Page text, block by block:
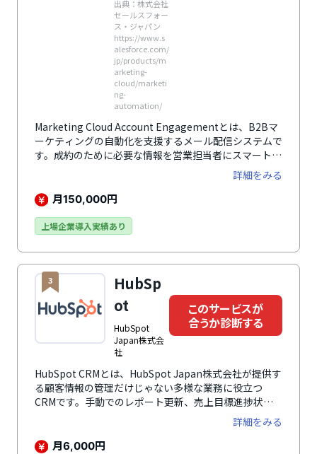
出典：株式会社
セールスフォー
ス・ジャパン
https://www.s
alesforce.com/
jp/products/m
arketing-
cloud/marketi
ng-
automation/
Marketing Cloud Account Engagementとは、B2Bマ
ーケティングの自動化を支援するメール配信システムで
す。成約のために必要な情報を営業担当者にスマートに
伝達。マーケティングや営業の単純作業を自動化するこ
詳細をみる
月150,000円
上場企業導入実績あり
3
HubSp
ot
HubSpot
Japan株式会
社
このサービスが
合うか診断する
HubSpot CRMとは、HubSpot Japan株式会社が提供す
る顧客情報の管理だけじゃない多様な業務に役立つ
CRMです。手動でのレポート更新、売上目標進捗状況
を営業担当者へ確認というような煩雑な作業はすべてお
まかせ可能です。直感的で見やすいダッシュボードでリ
アルタイムに営業パイプラインを可視化。売上目標営業
詳細をみる
月6,000円